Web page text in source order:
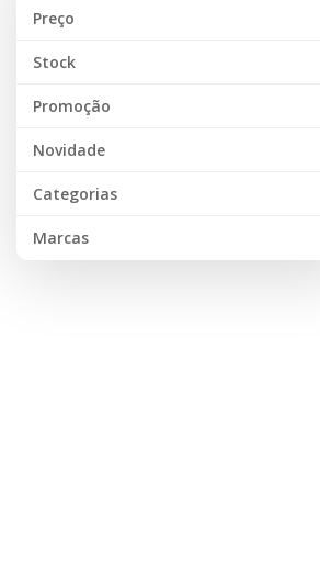
Preço
Stock
Promoção
Novidade
Categorias
Marcas